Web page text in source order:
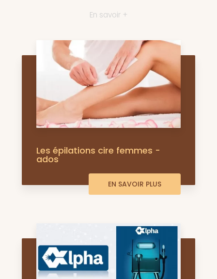
En savoir +
Les épilations cire femmes -
ados
EN SAVOIR PLUS